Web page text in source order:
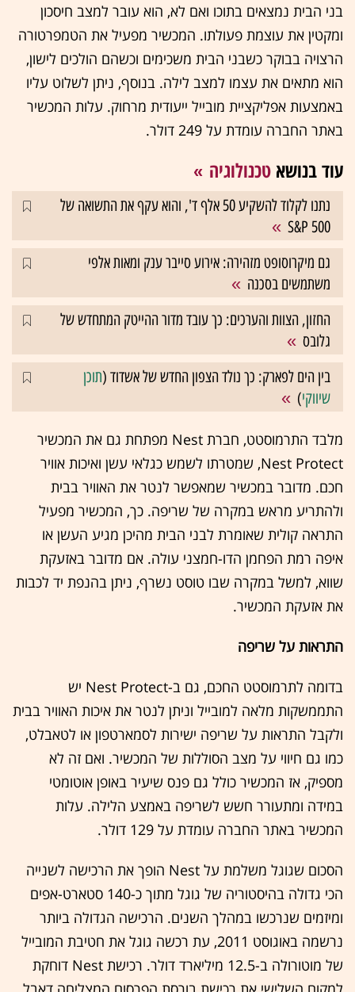
בני הבית נמצאים בתוכו ואם לא, הוא עובר למצב חיסכון
ומקטין את עוצמת פעולתו. המכשיר מפעיל את הטמפרטורה
הרצויה בבוקר כשבני הבית משכימים וכשהם הולכים לישון,
הוא מתאים את עצמו למצב לילה. בנוסף, ניתן לשלוט עליו
באמצעות אפליקציית מובייל ייעודית מרחוק. עלות המכשיר
באתר החברה עומדת על 249 דולר.
עוד בנושא טכנולוגיה
נתנו לקלוד להשקיע 50 אלף ד', והוא עקף את התשואה של
S&P 500
גם מיקרוסופט מזהירה: אירוע סייבר ענק ומאות אלפי
משתמשים בסכנה
החזון, הצוות והערכים: כך עובד מדור ההייטק המתחדש של
גלובס
בין הים לפארק: כך נולד הצפון החדש של אשדוד (תוכן
שיווקי)
מלבד התרמוסטט, חברת Nest מפתחת גם את המכשיר
Nest Protect, שמטרתו לשמש כגלאי עשן ואיכות אוויר
חכם. מדובר במכשיר שמאפשר לנטר את האוויר בבית
ולהתריע מראש במקרה של שריפה. כך, המכשיר מפעיל
התראה קולית שאומרת לבני הבית מהיכן מגיע העשן או
איפה רמת הפחמן הדו-חמצני עולה. אם מדובר באזעקת
שווא, למשל במקרה שבו טוסט נשרף, ניתן בהנפת יד לכבות
את אזעקת המכשיר.
התראות על שריפה
בדומה לתרמוסטט החכם, גם ב-Nest Protect יש
התממשקות מלאה למובייל וניתן לנטר את איכות האוויר בבית
ולקבל התראות על שריפה ישירות לסמארטפון או לטאבלט,
כמו גם חיווי על מצב הסוללות של המכשיר. ואם זה לא
מספיק, אז המכשיר כולל גם פנס שיעיר באופן אוטומטי
במידה ומתעורר חשש לשריפה באמצע הלילה. עלות
המכשיר באתר החברה עומדת על 129 דולר.
הסכום שגוגל משלמת על Nest הופך את הרכישה לשנייה
הכי גדולה בהיסטוריה של גוגל מתוך כ-140 סטארט-אפים
ומיזמים שנרכשו במהלך השנים. הרכישה הגדולה ביותר
נרשמה באוגוסט 2011, עת רכשה גוגל את חטיבת המובייל
של מוטורולה ב-12.5 מיליארד דולר. רכישת Nest דוחקת